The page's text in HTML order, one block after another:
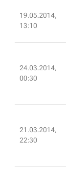
19.05.2014,
13:10
24.03.2014,
00:30
21.03.2014,
22:30